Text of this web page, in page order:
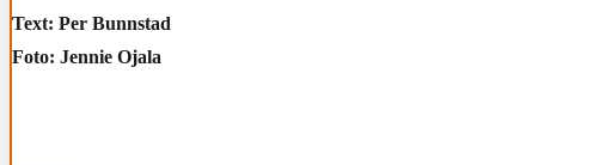
Text: Per Bunnstad
Foto: Jennie Ojala